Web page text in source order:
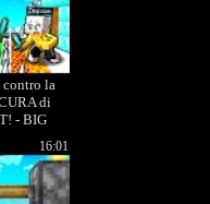
contro la
di
- BIG
Ep.11
16:01